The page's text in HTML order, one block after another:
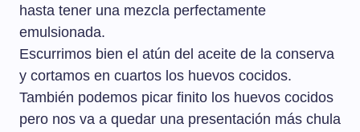
hasta tener una mezcla perfectamente
emulsionada.
Escurrimos bien el atún del aceite de la conserva
y cortamos en cuartos los huevos cocidos.
También podemos picar finito los huevos cocidos
pero nos va a quedar una presentación más chula